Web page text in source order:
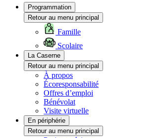
Programmation
Retour au menu principal
Famille
Scolaire
La Caserne
Retour au menu principal
À propos
Écoresponsabilité
Offres d’emploi
Bénévolat
Visite virtuelle
En périphérie
Retour au menu principal